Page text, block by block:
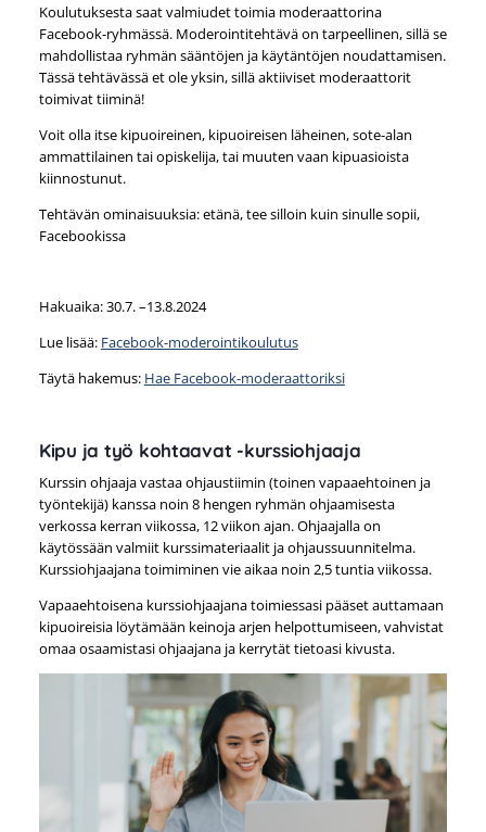
Koulutuksesta saat valmiudet toimia moderaattorina
Facebook-ryhmässä. Moderointitehtävä on tarpeellinen, sillä se
mahdollistaa ryhmän sääntöjen ja käytäntöjen noudattamisen.
Tässä tehtävässä et ole yksin, sillä aktiiviset moderaattorit
toimivat tiiminä!
Voit olla itse kipuoireinen, kipuoireisen läheinen, sote-alan
ammattilainen tai opiskelija, tai muuten vaan kipuasioista
kiinnostunut.
Tehtävän ominaisuuksia: etänä, tee silloin kuin sinulle sopii,
Facebookissa
Hakuaika: 30.7. –13.8.2024
Lue lisää: Facebook-moderointikoulutus
Täytä hakemus: Hae Facebook-moderaattoriksi
Kipu ja työ kohtaavat -kurssiohjaaja
Kurssin ohjaaja vastaa ohjaustiimin (toinen vapaaehtoinen ja
työntekijä) kanssa noin 8 hengen ryhmän ohjaamisesta
verkossa kerran viikossa, 12 viikon ajan. Ohjaajalla on
käytössään valmiit kurssimateriaalit ja ohjaussuunnitelma.
Kurssiohjaajana toimiminen vie aikaa noin 2,5 tuntia viikossa.
Vapaaehtoisena kurssiohjaajana toimiessasi pääset auttamaan
kipuoireisia löytämään keinoja arjen helpottumiseen, vahvistat
omaa osaamistasi ohjaajana ja kerrytät tietoasi kivusta.